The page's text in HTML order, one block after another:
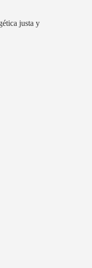
justa y